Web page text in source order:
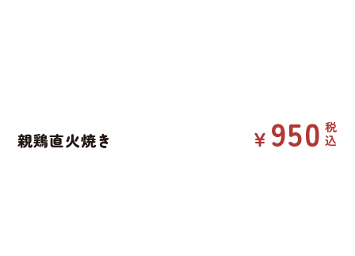
親鶏直火焼き 950